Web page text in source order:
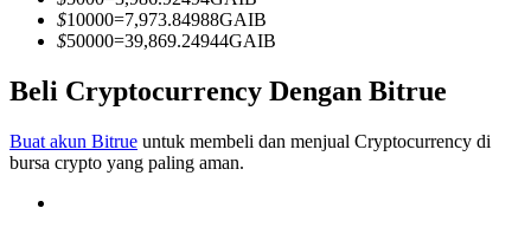
Informasi
$10000=7,973.84988GAIB
$50000=39,869.24944GAIB
Beli Cryptocurrency Dengan Bitrue
Buat akun Bitrue untuk membeli dan menjual Cryptocurrency di
bursa crypto yang paling aman.